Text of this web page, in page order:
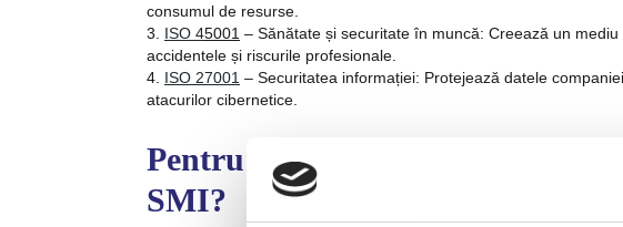
consumul de resurse.
ISO 45001 – Sănătate și securitate în muncă: Creează un
accidentele și riscurile profesionale.
ISO 27001 – Securitatea informației: Protejează datele
atacurilor cibernetice.
Pentru cine este potrivit un
SMI?